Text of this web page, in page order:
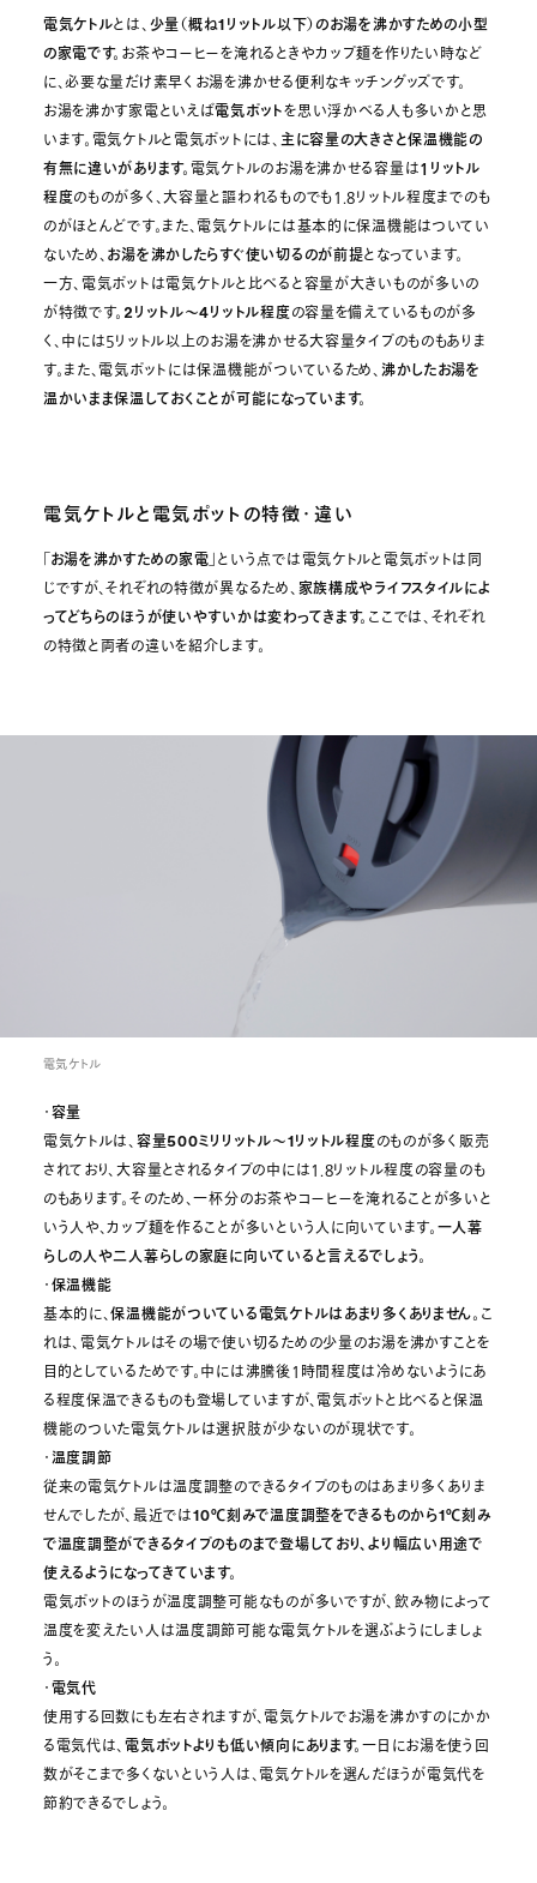
電気ケトルとは、少量（概ね1リットル以下）のお湯を沸かすための小型
の家電です。 お茶やコーヒーを淹れるときやカップ麺を作りたい時など
に、必要な量だけ素早くお湯を沸かせる便利なキッチングッズです。
お湯を沸かす家電といえば電気ポットを思い浮かべる人も多いかと思
います。電気ケトルと電気ポットには、主に容量の大きさと保温機能の
有無に違いがあります。電気ケトルのお湯を沸かせる容量は１リットル
程度のものが多く、大容量と謳われるものでも1.8リットル程度までのも
のがほとんどです。また、電気ケトルには基本的に保温機能はついてい
ないため、お湯を沸かしたらすぐ使い切るのが前提となっています。
一方、電気ポットは電気ケトルと比べると容量が大きいものが多いの
が特徴です。 2リットル～4リットル程度の容量を備えているものが多
く、中には５リットル以上のお湯を沸かせる大容量タイプのものもありま
す。また、電気ポットには保温機能がついているため、沸かしたお湯を
温かいまま保温しておくことが可能になっています。
電気ケトルと電気ポットの特徴・違い
「お湯を沸かすための家電」という点では電気ケトルと電気ポットは同
じですが、それぞれの特徴が異なるため、家族構成やライフスタイルによ
ってどちらのほうが使いやすいかは変わってきます。 ここでは、それぞれ
の特徴と両者の違いを紹介します。
電気ケトル
・容量
電気ケトルは、容量500ミリリットル～1リットル程度のものが多く販売
されており、大容量とされるタイプの中には1.8リットル程度の容量のも
のもあります。そのため、一杯分のお茶やコーヒーを淹れることが多いと
いう人や、カップ麺を作ることが多いという人に向いています。一人暮
らしの人や二人暮らしの家庭に向いていると言えるでしょう。
・保温機能
基本的に、保温機能がついている電気ケトルはあまり多くありません。 こ
れは、電気ケトルはその場で使い切るための少量のお湯を沸かすことを
目的としているためです。中には沸騰後1時間程度は冷めないようにあ
る程度保温できるものも登場していますが、電気ポットと比べると保温
機能のついた電気ケトルは選択肢が少ないのが現状です。
・温度調節
従来の電気ケトルは温度調整のできるタイプのものはあまり多くありま
せんでしたが、最近では10℃刻みで温度調整をできるものから1℃刻み
で温度調整ができるタイプのものまで登場しており、より幅広い用途で
使えるようになってきています。
電気ポットのほうが温度調整可能なものが多いですが、飲み物によって
温度を変えたい人は温度調節可能な電気ケトルを選ぶようにしましょ
う。
・電気代
使用する回数にも左右されますが、電気ケトルでお湯を沸かすのにかか
る電気代は、電気ポットよりも低い傾向にあります。一日にお湯を使う回
数がそこまで多くないという人は、電気ケトルを選んだほうが電気代を
節約できるでしょう。